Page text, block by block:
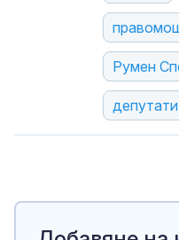
Румен
депутати